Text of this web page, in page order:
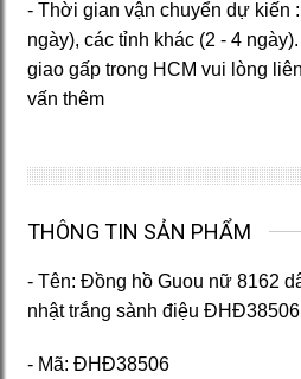
- Thời gian vận chuyển dự kiến
ngày), các tỉnh khác (2 - 4
giao gấp trong HCM vui lòng
vấn thêm
THÔNG TIN SẢN PHẨM
- Tên: Đồng hồ Guou nữ 8162
nhật trắng sành điệu ĐHĐ38506
- Mã: ĐHĐ38506